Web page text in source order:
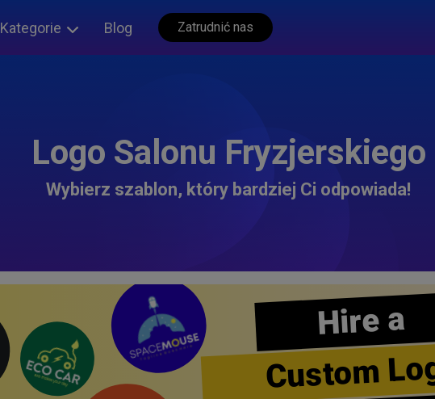
Kategorie Blog Zatrudnić nas
Logo Salonu Fryzjerskiego
Wybierz szablon, który bardziej Ci odpowiada!
Hire a
Custom